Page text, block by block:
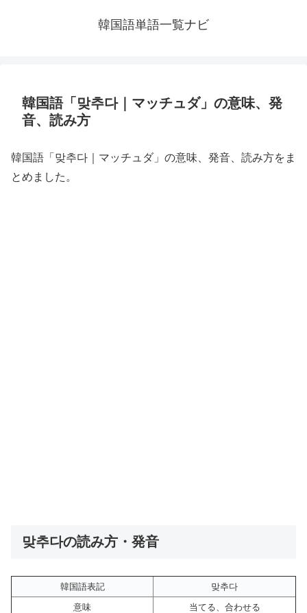
韓国語単語一覧ナビ
韓国語「맞추다｜マッチュダ」の意味、発
音、読み方
韓国語「맞추다｜マッチュダ」の意味、発音、読み方をま
とめました。
맞추다の読み方・発音
韓国語表記
맞추다
意味
当てる、合わせる